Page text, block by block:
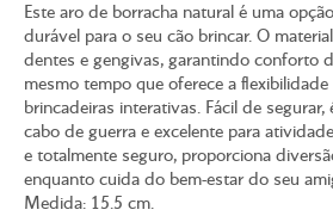
Este aro de borracha natural é uma
durável para o seu cão brincar. O
dentes e gengivas, garantindo conforto
mesmo tempo que oferece a flexibilidade
brincadeiras interativas. Fácil de
cabo de guerra e excelente para
e totalmente seguro, proporciona
enquanto cuida do bem-estar do seu
Medida: 15.5 cm.